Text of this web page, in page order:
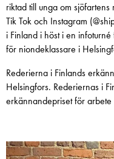
riktad till unga om
Tik Tok och Instagram
i Finland i höst i en
för niondeklassare i
Rederierna i Finlands
Helsingfors. Rederiernas i
erkännandepriset för